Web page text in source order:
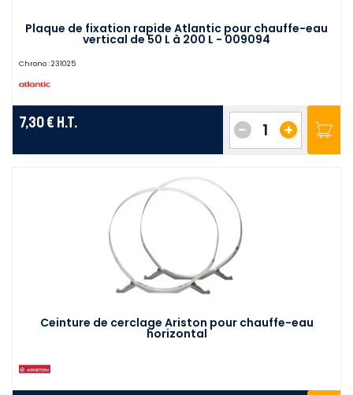
Plaque de fixation rapide Atlantic pour chauffe-eau
vertical de 50 L à 200 L - 009094
Chrono : 231025
7,30 € H.T. +
-
Ceinture de cerclage Ariston pour chauffe-eau
horizontal